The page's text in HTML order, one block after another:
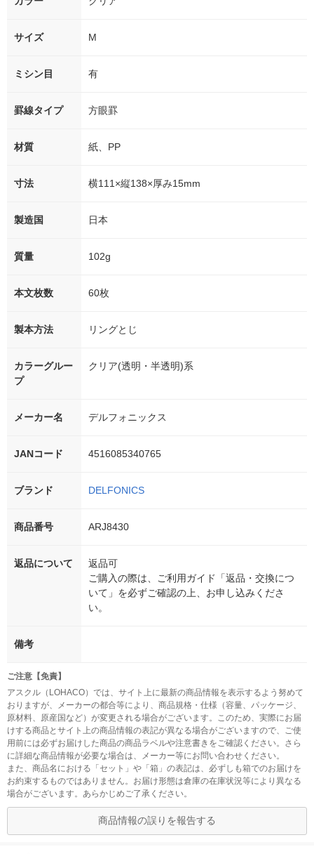
サイズ M
ミシン目 有
罫線タイプ 方眼罫
材質 紙、PP
寸法 横111×縦138×厚み15mm
製造国 日本
質量 102g
本文枚数 60枚
製本方法 リングとじ
カラーグルー
プ
クリア(透明・半透明)系
メーカー名 デルフォニックス
JANコード 4516085340765
ブランド DELFONICS
商品番号 ARJ8430
返品について
返品可
ご購入の際は、ご利用ガイド「返品・交換につ
いて」を必ずご確認の上、お申し込みくださ
い。
備考
ご注意【免責】
アスクル（LOHACO）では、サイト上に最新の商品情報を表示するよう努めて
おりますが、メーカーの都合等により、商品規格・仕様（容量、パッケージ、
原材料、原産国など）が変更される場合がございます。このため、実際にお届
けする商品とサイト上の商品情報の表記が異なる場合がございますので、ご使
用前には必ずお届けした商品の商品ラベルや注意書きをご確認ください。さら
に詳細な商品情報が必要な場合は、メーカー等にお問い合わせください。
また、商品名における「セット」や「箱」の表記は、必ずしも箱でのお届けを
お約束するものではありません。お届け形態は倉庫の在庫状況等により異なる
場合がございます。あらかじめご了承ください。
商品情報の誤りを報告する